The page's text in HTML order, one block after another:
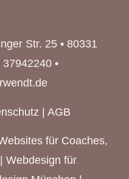
Str. 25 • 80331
•
| AGB
für Coaches,
|Webdesign für